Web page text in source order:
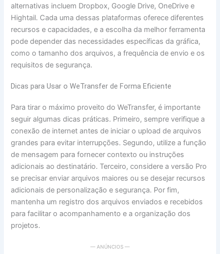
alternativas incluem Dropbox, Google Drive, OneDrive e
Hightail. Cada uma dessas plataformas oferece diferentes
recursos e capacidades, e a escolha da melhor ferramenta
pode depender das necessidades específicas da gráfica,
como o tamanho dos arquivos, a frequência de envio e os
requisitos de segurança.
Dicas para Usar o WeTransfer de Forma Eficiente
Para tirar o máximo proveito do WeTransfer, é importante
seguir algumas dicas práticas. Primeiro, sempre verifique a
conexão de internet antes de iniciar o upload de arquivos
grandes para evitar interrupções. Segundo, utilize a função
de mensagem para fornecer contexto ou instruções
adicionais ao destinatário. Terceiro, considere a versão Pro
se precisar enviar arquivos maiores ou se desejar recursos
adicionais de personalização e segurança. Por fim,
mantenha um registro dos arquivos enviados e recebidos
para facilitar o acompanhamento e a organização dos
projetos.
— ANÚNCIOS —